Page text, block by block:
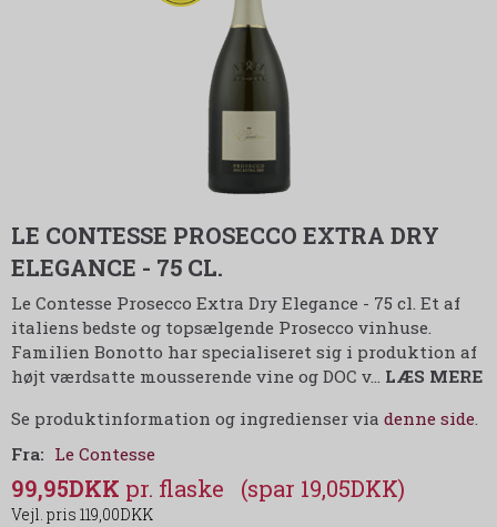
LE CONTESSE PROSECCO EXTRA DRY
ELEGANCE - 75 CL.
Le Contesse Prosecco Extra Dry Elegance - 75 cl. Et af
italiens bedste og topsælgende Prosecco vinhuse.
Familien Bonotto har specialiseret sig i produktion af
højt værdsatte mousserende vine og DOC v… LÆS MERE
Se produktinformation og ingredienser via denne side.
Fra: Le Contesse
99,95DKK
119,00DKK
(spar 19,05DKK)